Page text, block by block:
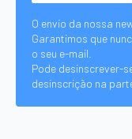
O envio da nossa
Garantimos que
o seu e-mail.
Pode desinscrever-
desinscrição na